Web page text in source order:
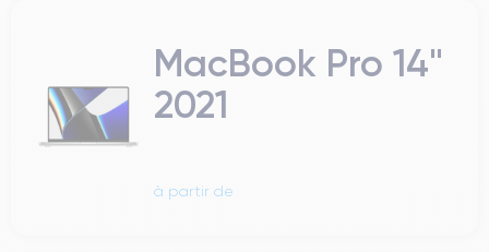
MacBook Pro 14"
2021
à partir de